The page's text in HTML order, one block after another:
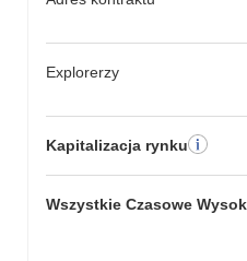
Explorerzy
Kapitalizacja rynku
Wszystkie Czasowe
szerszym rynkiem
W ciągu ostatnich 7 dni Druk
wzrost o0.00%. Wskazuje to
cenowej DRUK w stosunku